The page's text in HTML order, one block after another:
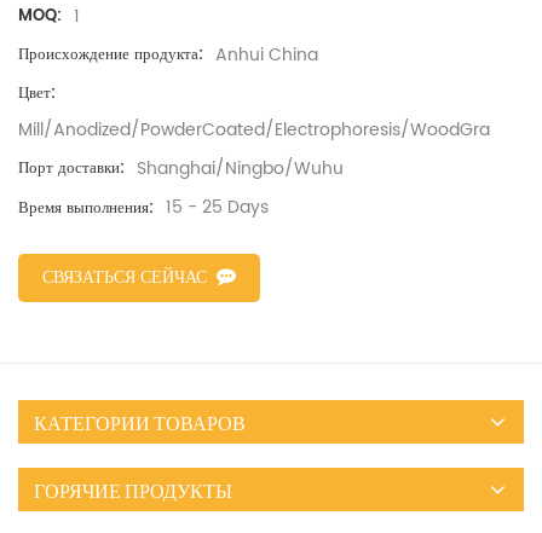
MOQ: 1
Происхождение продукта: Anhui China
Цвет:
Mill/Anodized/PowderCoated/Electrophoresis/WoodGra
Порт доставки: Shanghai/Ningbo/Wuhu
Время выполнения: 15 - 25 Days
СВЯЗАТЬСЯ СЕЙЧАС
КАТЕГОРИИ ТОВАРОВ
ГОРЯЧИЕ ПРОДУКТЫ